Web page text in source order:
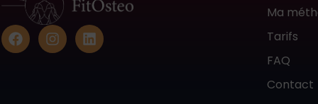
Ma
Tarifs
FAQ
Contact